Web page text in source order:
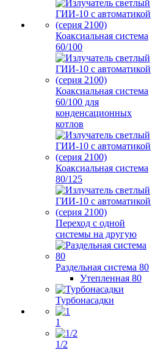
Коаксиальная система
60/100
Коаксиальная система
60/100 для
конденсационных
котлов
Коаксиальная система
80/125
Переход с одной
системы на другую
Раздельная система 80
Утепленная 80
Турбонасадки
1
1/2